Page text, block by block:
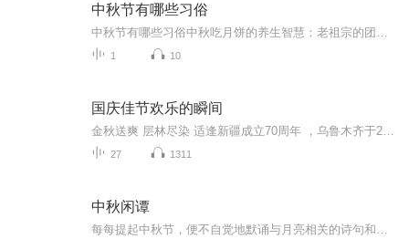
中秋节有哪些习俗
1 10
国庆佳节欢乐的瞬间
27 1311
中秋闲谭